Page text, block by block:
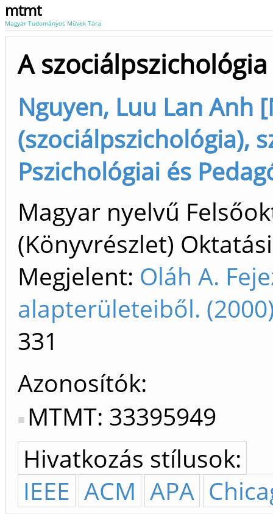
mtmt
Magyar Tudományos Művek Tára
A
Nguyen, Luu Lan Anh
(szociálpszichológia),
Pszichológiai és
Magyar nyelvű
(Könyvrészlet) Oktatási
Megjelent: Oláh A.
alapterületeiből.
331
Azonosítók
MTMT: 33395949
Hivatkozás stílusok:
IEEE ACM APA